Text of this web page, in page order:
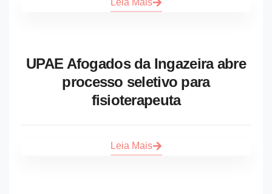
Leia Mais
UPAE Afogados da Ingazeira abre
processo seletivo para
fisioterapeuta
Leia Mais